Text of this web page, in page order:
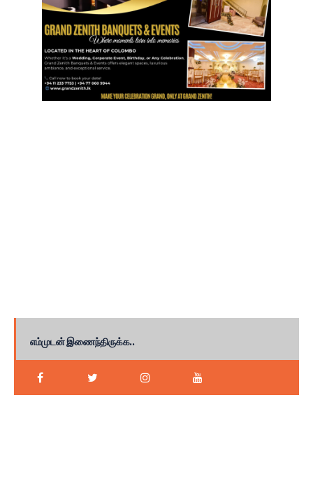
எம்முடன் இணைந்திருக்க..